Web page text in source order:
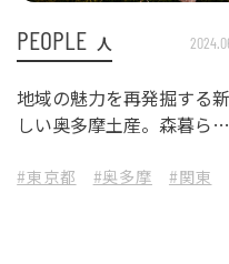
PEOPLE 人
地域の魅力を再発掘する新
しい奥多摩土産。森暮らし
ルブランド
#東京都 #奥多摩 #関東